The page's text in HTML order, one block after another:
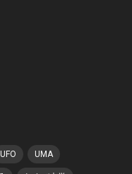
UFO UMA